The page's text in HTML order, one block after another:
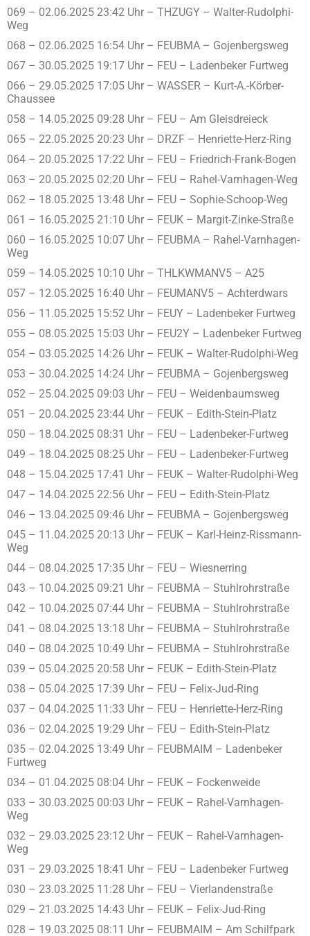
069 – 02.06.2025 23:42 Uhr – THZUGY – Walter-Rudolphi-
Weg
068 – 02.06.2025 16:54 Uhr – FEUBMA – Gojenbergsweg
067 – 30.05.2025 19:17 Uhr – FEU – Ladenbeker Furtweg
066 – 29.05.2025 17:05 Uhr – WASSER – Kurt-A.-Körber-
Chaussee
058 – 14.05.2025 09:28 Uhr – FEU – Am Gleisdreieck
065 – 22.05.2025 20:23 Uhr – DRZF – Henriette-Herz-Ring
064 – 20.05.2025 17:22 Uhr – FEU – Friedrich-Frank-Bogen
063 – 20.05.2025 02:20 Uhr – FEU – Rahel-Varnhagen-Weg
062 – 18.05.2025 13:48 Uhr – FEU – Sophie-Schoop-Weg
061 – 16.05.2025 21:10 Uhr – FEUK – Margit-Zinke-Straße
060 – 16.05.2025 10:07 Uhr – FEUBMA – Rahel-Varnhagen-
Weg
059 – 14.05.2025 10:10 Uhr – THLKWMANV5 – A25
057 – 12.05.2025 16:40 Uhr – FEUMANV5 – Achterdwars
056 – 11.05.2025 15:52 Uhr – FEUY – Ladenbeker Furtweg
055 – 08.05.2025 15:03 Uhr – FEU2Y – Ladenbeker Furtweg
054 – 03.05.2025 14:26 Uhr – FEUK – Walter-Rudolphi-Weg
053 – 30.04.2025 14:24 Uhr – FEUBMA – Gojenbergsweg
052 – 25.04.2025 09:03 Uhr – FEU – Weidenbaumsweg
051 – 20.04.2025 23:44 Uhr – FEUK – Edith-Stein-Platz
050 – 18.04.2025 08:31 Uhr – FEU – Ladenbeker-Furtweg
049 – 18.04.2025 08:25 Uhr – FEU – Ladenbeker-Furtweg
048 – 15.04.2025 17:41 Uhr – FEUK – Walter-Rudolphi-Weg
047 – 14.04.2025 22:56 Uhr – FEU – Edith-Stein-Platz
046 – 13.04.2025 09:46 Uhr – FEUBMA – Gojenbergsweg
045 – 11.04.2025 20:13 Uhr – FEUK – Karl-Heinz-Rissmann-
Weg
044 – 08.04.2025 17:35 Uhr – FEU – Wiesnerring
043 – 10.04.2025 09:21 Uhr – FEUBMA – Stuhlrohrstraße
042 – 10.04.2025 07:44 Uhr – FEUBMA – Stuhlrohrstraße
041 – 08.04.2025 13:18 Uhr – FEUBMA – Stuhlrohrstraße
040 – 08.04.2025 10:49 Uhr – FEUBMA – Stuhlrohrstraße
039 – 05.04.2025 20:58 Uhr – FEUK – Edith-Stein-Platz
038 – 05.04.2025 17:39 Uhr – FEU – Felix-Jud-Ring
037 – 04.04.2025 11:33 Uhr – FEU – Henriette-Herz-Ring
036 – 02.04.2025 19:29 Uhr – FEU – Edith-Stein-Platz
035 – 02.04.2025 13:49 Uhr – FEUBMAIM – Ladenbeker
Furtweg
034 – 01.04.2025 08:04 Uhr – FEUK – Fockenweide
033 – 30.03.2025 00:03 Uhr – FEUK – Rahel-Varnhagen-
Weg
032 – 29.03.2025 23:12 Uhr – FEUK – Rahel-Varnhagen-
Weg
031 – 29.03.2025 18:41 Uhr – FEU – Ladenbeker Furtweg
030 – 23.03.2025 11:28 Uhr – FEU – Vierlandenstraße
029 – 21.03.2025 14:43 Uhr – FEUK – Felix-Jud-Ring
028 – 19.03.2025 08:11 Uhr – FEUBMAIM – Am Schilfpark